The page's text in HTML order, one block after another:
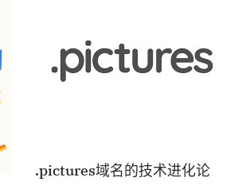
.pictures域名的技术进化论